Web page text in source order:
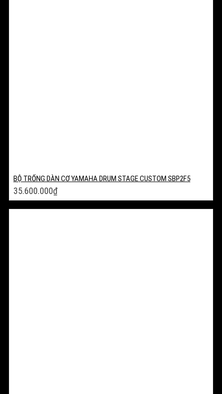
BỘ TRỐNG DÀN CƠ YAMAHA DRUM STAGE CUSTOM SBP2F5
35.600.000₫